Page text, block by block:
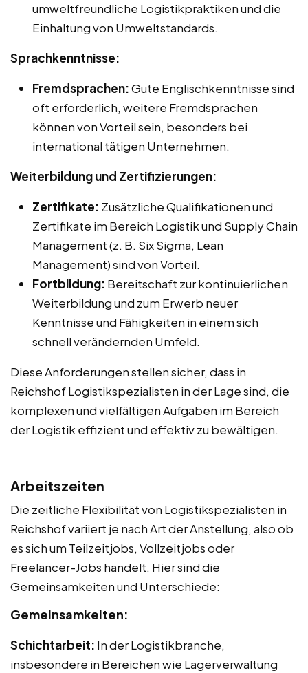
umweltfreundliche Logistikpraktiken und die
Einhaltung von Umweltstandards.
Sprachkenntnisse:
Fremdsprachen:Gute Englischkenntnisse sind
oft erforderlich, weitere Fremdsprachen
können von Vorteil sein, besonders bei
international tätigen Unternehmen.
Weiterbildung und Zertifizierungen:
Zertifikate: Zusätzliche Qualifikationen und
Zertifikate im Bereich Logistik und Supply Chain
Management (z. B. Six Sigma, Lean
Management) sind von Vorteil.
Fortbildung: Bereitschaft zur kontinuierlichen
Weiterbildung und zum Erwerb neuer
Kenntnisse und Fähigkeiten in einem sich
schnell verändernden Umfeld.
Diese Anforderungen stellen sicher, dass in
Reichshof Logistikspezialisten in der Lage sind, die
komplexen und vielfältigen Aufgaben im Bereich
der Logistik effizient und effektiv zu bewältigen.
Arbeitszeiten
Die zeitliche Flexibilität von Logistikspezialisten in
Reichshof variiert je nach Art der Anstellung, also ob
es sich um Teilzeitjobs, Vollzeitjobs oder
Freelancer-Jobs handelt. Hier sind die
Gemeinsamkeiten und Unterschiede:
Gemeinsamkeiten:
Schichtarbeit: In der Logistikbranche,
insbesondere in Bereichen wie Lagerverwaltung